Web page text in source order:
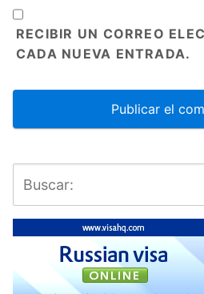
RECIBIR UN CORREO
CADA NUEVA ENTRADA.